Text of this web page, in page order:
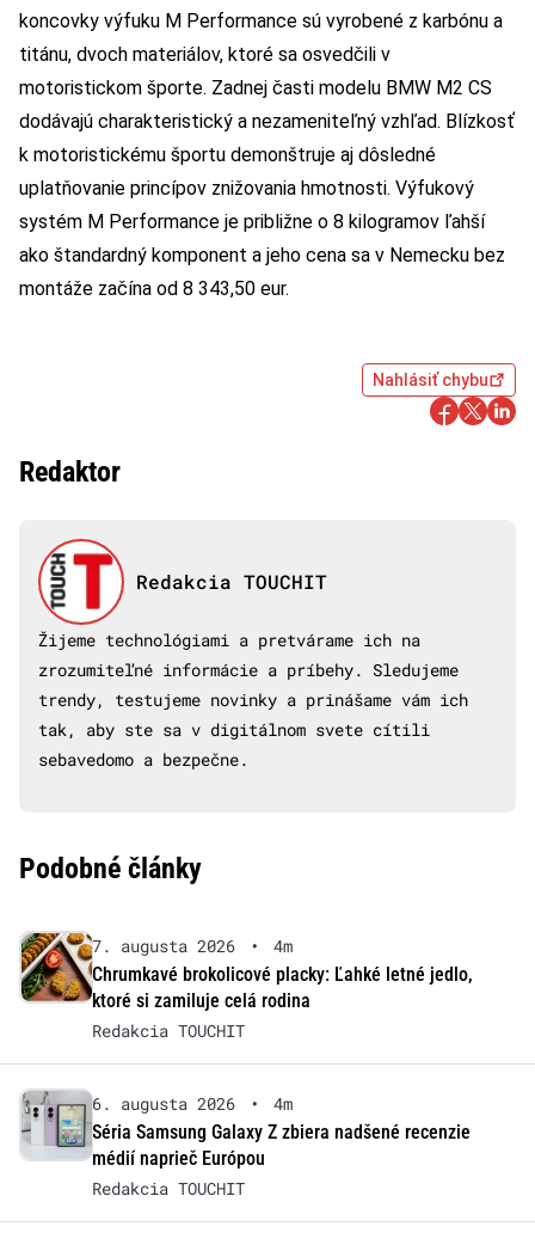
koncovky výfuku M Performance sú vyrobené z karbónu a
titánu, dvoch materiálov, ktoré sa osvedčili v
motoristickom športe. Zadnej časti modelu BMW M2 CS
dodávajú charakteristický a nezameniteľný vzhľad. Blízkosť
k motoristickému športu demonštruje aj dôsledné
uplatňovanie princípov znižovania hmotnosti. Výfukový
systém M Performance je približne o 8 kilogramov ľahší
ako štandardný komponent a jeho cena sa v Nemecku bez
montáže začína od 8 343,50 eur.
Nahlásiť chybu
Redaktor
Redakcia TOUCHIT
Žijeme technológiami a pretvárame ich na
zrozumiteľné informácie a príbehy. Sledujeme
trendy, testujeme novinky a prinášame vám ich
tak, aby ste sa v digitálnom svete cítili
sebavedomo a bezpečne.
Podobné články
7. augusta 2026 •
4m
Chrumkavé brokolicové placky: Ľahké letné jedlo,
ktoré si zamiluje celá rodina
Redakcia TOUCHIT
6. augusta 2026 •
4m
Séria Samsung Galaxy Z zbiera nadšené recenzie
médií naprieč Európou
Redakcia TOUCHIT